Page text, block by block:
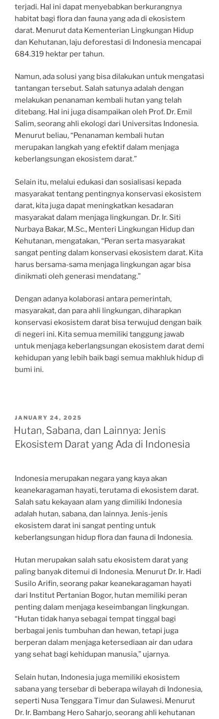
terjadi. Hal ini dapat menyebabkan berkurangnya
habitat bagi flora dan fauna yang ada di ekosistem
darat. Menurut data Kementerian Lingkungan Hidup
dan Kehutanan, laju deforestasi di Indonesia mencapai
684.319 hektar per tahun.
Namun, ada solusi yang bisa dilakukan untuk mengatasi
tantangan tersebut. Salah satunya adalah dengan
melakukan penanaman kembali hutan yang telah
ditebang. Hal ini juga disampaikan oleh Prof. Dr. Emil
Salim, seorang ahli ekologi dari Universitas Indonesia.
Menurut beliau, “Penanaman kembali hutan
merupakan langkah yang efektif dalam menjaga
keberlangsungan ekosistem darat.”
Selain itu, melalui edukasi dan sosialisasi kepada
masyarakat tentang pentingnya konservasi ekosistem
darat, kita juga dapat meningkatkan kesadaran
masyarakat dalam menjaga lingkungan. Dr. Ir. Siti
Nurbaya Bakar, M.Sc., Menteri Lingkungan Hidup dan
Kehutanan, mengatakan, “Peran serta masyarakat
sangat penting dalam konservasi ekosistem darat. Kita
harus bersama-sama menjaga lingkungan agar bisa
dinikmati oleh generasi mendatang.”
Dengan adanya kolaborasi antara pemerintah,
masyarakat, dan para ahli lingkungan, diharapkan
konservasi ekosistem darat bisa terwujud dengan baik
di negeri ini. Kita semua memiliki tanggung jawab
untuk menjaga keberlangsungan ekosistem darat demi
kehidupan yang lebih baik bagi semua makhluk hidup di
bumi ini.
POSTED
ON
JANUARY 24, 2025
Hutan, Sabana, dan Lainnya: Jenis
Ekosistem Darat yang Ada di Indonesia
Indonesia merupakan negara yang kaya akan
keanekaragaman hayati, terutama di ekosistem darat.
Salah satu kekayaan alam yang dimiliki Indonesia
adalah hutan, sabana, dan lainnya. Jenis-jenis
ekosistem darat ini sangat penting untuk
keberlangsungan hidup flora dan fauna di Indonesia.
Hutan merupakan salah satu ekosistem darat yang
paling banyak ditemui di Indonesia. Menurut Dr. Ir. Hadi
Susilo Arifin, seorang pakar keanekaragaman hayati
dari Institut Pertanian Bogor, hutan memiliki peran
penting dalam menjaga keseimbangan lingkungan.
“Hutan tidak hanya sebagai tempat tinggal bagi
berbagai jenis tumbuhan dan hewan, tetapi juga
berperan dalam menjaga ketersediaan air dan udara
yang sehat bagi kehidupan manusia,” ujarnya.
Selain hutan, Indonesia juga memiliki ekosistem
sabana yang tersebar di beberapa wilayah di Indonesia,
seperti Nusa Tenggara Timur dan Sulawesi. Menurut
Dr. Ir. Bambang Hero Saharjo, seorang ahli kehutanan